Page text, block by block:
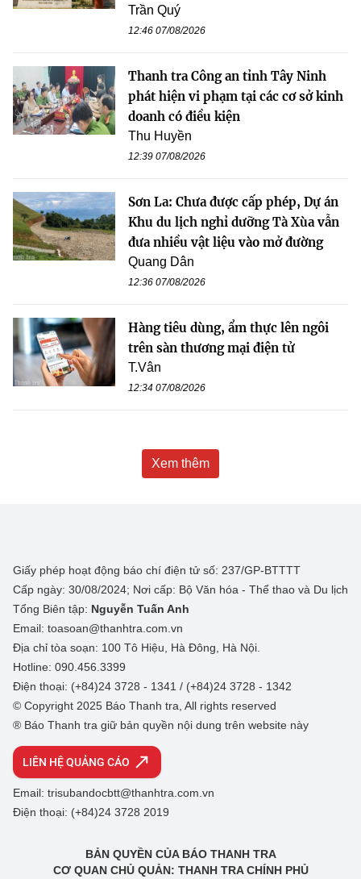
Trần Quý
12:46 07/08/2026
Thanh tra Công an tỉnh Tây Ninh
phát hiện vi phạm tại các cơ sở kinh
doanh có điều kiện
Thu Huyền
12:39 07/08/2026
Sơn La: Chưa được cấp phép, Dự án
Khu du lịch nghỉ dưỡng Tà Xùa vẫn
đưa nhiều vật liệu vào mở đường
Quang Dân
12:36 07/08/2026
Hàng tiêu dùng, ẩm thực lên ngôi
trên sàn thương mại điện tử
T.Vân
12:34 07/08/2026
Xem thêm
Giấy phép hoạt động báo chí điện tử số: 237/GP-BTTTT
Cấp ngày: 30/08/2024; Nơi cấp: Bộ Văn hóa - Thể thao và Du lịch
Tổng Biên tập: Nguyễn Tuấn Anh
Email: toasoan@thanhtra.com.vn
Địa chỉ tòa soạn: 100 Tô Hiệu, Hà Đông, Hà Nội.
Hotline: 090.456.3399
Điện thoại: (+84)24 3728 - 1341 / (+84)24 3728 - 1342
© Copyright 2025 Báo Thanh tra, All rights reserved
® Báo Thanh tra giữ bản quyền nội dung trên website này
LIÊN HỆ QUẢNG CÁO
Email: trisubandocbtt@thanhtra.com.vn
Điện thoại: (+84)24 3728 2019
BẢN QUYỀN CỦA BÁO THANH TRA
CƠ QUAN CHỦ QUẢN: THANH TRA CHÍNH PHỦ